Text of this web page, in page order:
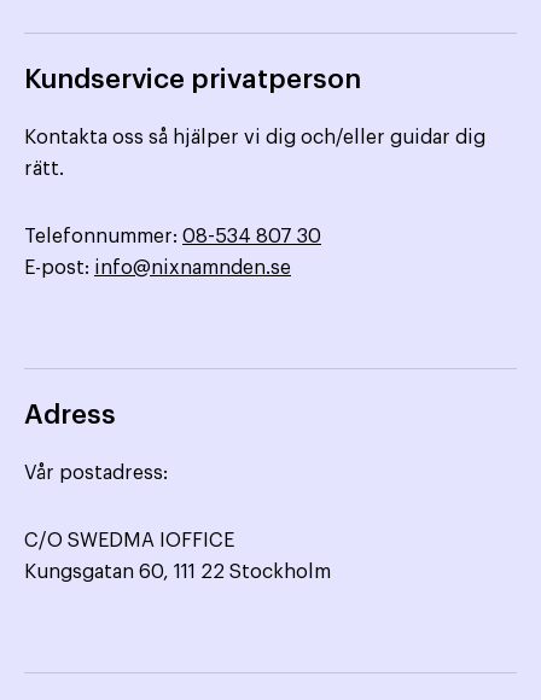
Kundservice privatperson
Kontakta oss så hjälper vi dig och/eller guidar dig
rätt.
Telefonnummer: 08-534 807 30
E-post: info@nixnamnden.se
Adress
Vår postadress:
C/O SWEDMA IOFFICE
Kungsgatan 60, 111 22 Stockholm